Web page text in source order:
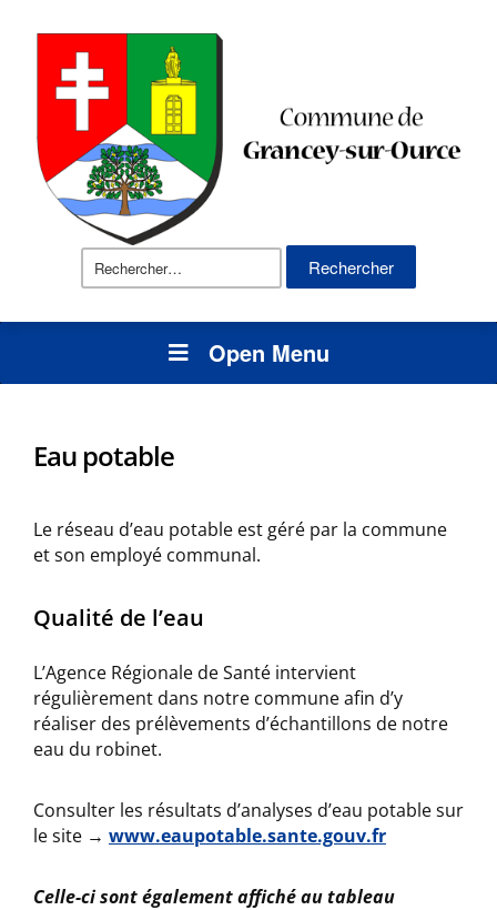
Rechercher :
Open Menu
Eau potable
Le réseau d’eau potable est géré par la commune
et son employé communal.
Qualité de l’eau
L’Agence Régionale de Santé intervient
régulièrement dans notre commune afin d’y
réaliser des prélèvements d’échantillons de notre
eau du robinet.
Consulter les résultats d’analyses d’eau potable sur
le site → www.eaupotable.sante.gouv.fr
Celle-ci sont également affiché au tableau